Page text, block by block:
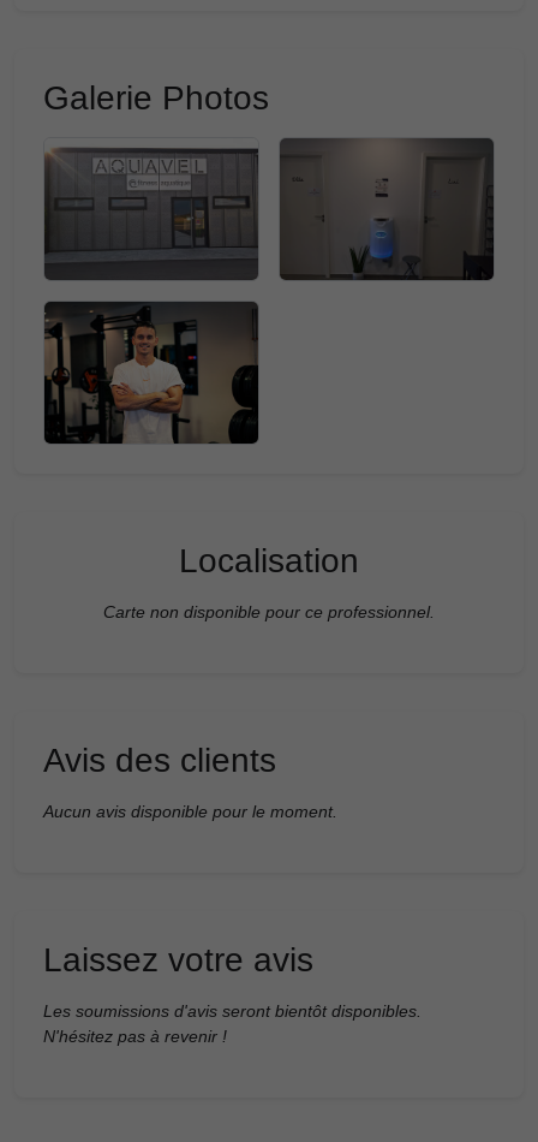
Galerie Photos
Localisation
Carte non disponible pour ce professionnel.
Avis des clients
Aucun avis disponible pour le moment.
Laissez votre avis
Les soumissions d'avis seront bientôt disponibles.
N'hésitez pas à revenir !